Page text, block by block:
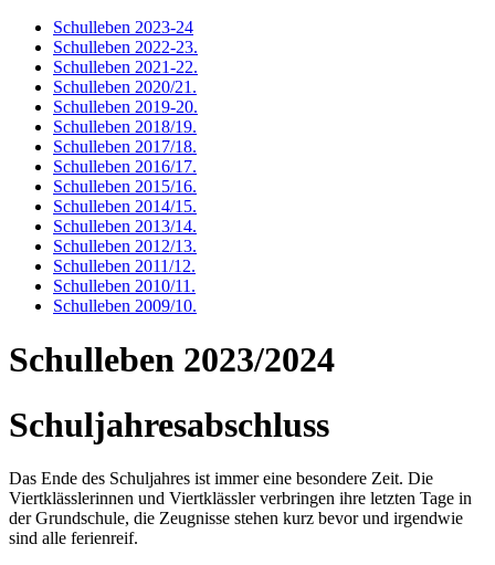
Schulleben 2023-24
Schulleben 2022-23.
Schulleben 2021-22.
Schulleben 2020/21 .
Schulleben 2019-20.
Schulleben 2018/19.
Schulleben 2017/18.
Schulleben 2016/17.
Schulleben 2015/16.
Schulleben 2014/15.
Schulleben 2013/14.
Schulleben 2012/13.
Schulleben 2011/12.
Schulleben 2010/11 .
Schulleben 2009/10.
Schulleben 2023/2024
Schuljahresabschluss
Das Ende des Schuljahres ist immer eine besondere Zeit. Die
Viertklässlerinnen und Viertklässler verbringen ihre letzten Tage in
der Grundschule, die Zeugnisse stehen kurz bevor und irgendwie
sind alle ferienreif.